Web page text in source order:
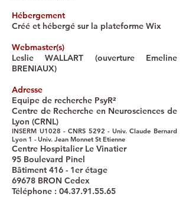
Hébergement
Créé et hébergé sur la plateforme Wix
Webmaster(s)
Leslie WALLART (ouverture Emeline
BRENIAUX)
Adresse
Equipe de recherche PsyR²
Centre de Recherche en Neurosciences de
Lyon (CRNL)
INSERM U1028 - CNRS 5292 - Univ. Claude Bernard
Lyon 1 - Univ. Jean Monnet St Etienne
Centre Hospitalier Le Vinatier
95 Boulevard Pinel
Bâtiment 416 - 1er étage
69678 BRON Cedex
Téléphone : 04.37.91.55.65